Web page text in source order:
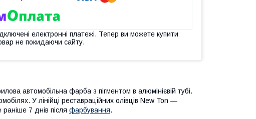
електронні платежі. Тепер ви можете купити
не покидаючи сайту.
автомобільна фарба з пігментом в алюмінієвій тубі.
У лінійці реставраційних олівців New Ton —
7 днів після фарбування.